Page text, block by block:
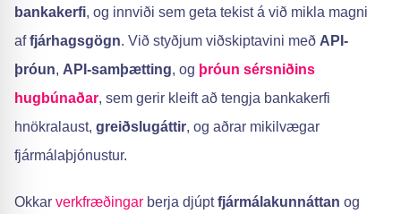
bankakerfi, og innviði sem geta tekist á við mikla magni
affjárhagsgögn. Við styðjum viðskiptavini með API-
þróun, API-samþætting, og þróun sérsniðins
hugbúnaðar, sem gerir kleift að tengja bankakerfi
hnökralaust, greiðslugáttir, og aðrar mikilvægar
fjármálaþjónustur.
Okkar verkfræðingar berja djúptfjármálakunnáttan og